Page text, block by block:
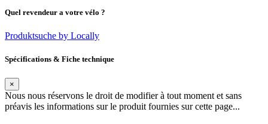
Quel revendeur a votre vélo ?
Produktsuche by Locally
Spécifications & Fiche technique
×
Nous nous réservons le droit de modifier à tout moment et sans
préavis les informations sur le produit fournies sur cette page...